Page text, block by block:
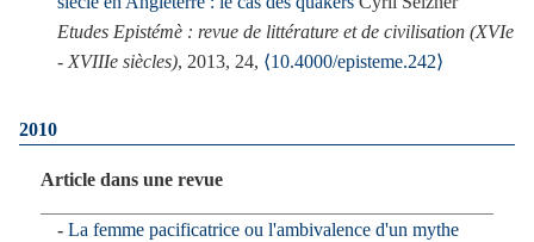
Etudes Epistémè : revue de littérature et de civilisation (XVIe
- XVIIIe siècles), 2013, 24, ⟨10.4000/episteme.242⟩
2010
Article dans une revue
La femme pacificatrice ou l'ambivalence d'un mythe